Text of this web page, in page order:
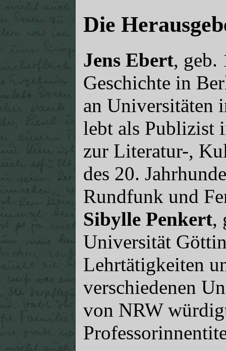
Die
Jens Ebert, geb.
Geschichte in
an Universitäten
lebt als Publizist
zur Literatur-,
des 20.
Rundfunk und
Sibylle Penkert,
Universität
Lehrtätigkeiten
verschiedenen
von NRW